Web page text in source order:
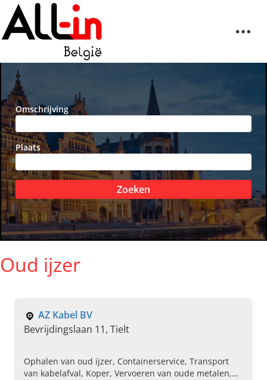
Omschrijving
Plaats
Zoeken
Oud ijzer
AZ Kabel BV
Bevrijdingslaan 11, Tielt
Ophalen van oud ijzer, Containerservice, Transport
van kabelafval, Koper, Vervoeren van oude metalen,